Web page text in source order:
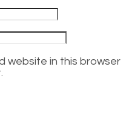
website in this browser